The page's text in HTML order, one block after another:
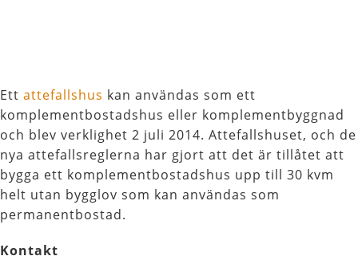
Ett attefallshus kan användas som ett
komplementbostadshus eller komplementbyggnad
och blev verklighet 2 juli 2014. Attefallshuset, och de
nya attefallsreglerna har gjort att det är tillåtet att
bygga ett komplementbostadshus upp till 30 kvm
helt utan bygglov som kan användas som
permanentbostad.
Kontakt